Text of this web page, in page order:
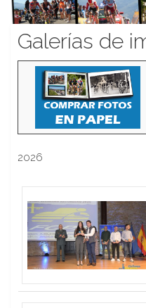
Galerías de
2026